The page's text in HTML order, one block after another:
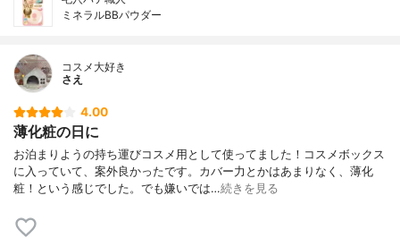
ラウロイルリシン、 酸化チタン、 酸化亜
ミネラルBBパウダー
コスメ大好き
さえ
4.00
薄化粧の日に
お泊まりようの持ち運びコスメ用として使ってました！コスメボックス
に入っていて、案外良かったです。カバー力とかはあまりなく、薄化
粧！という感じでした。でも嫌いでは…続きを見る